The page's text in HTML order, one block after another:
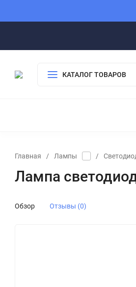
КАТАЛОГ ТОВАРОВ
Главная / Лампы /
Лампа
Обзор Отзывы (0)